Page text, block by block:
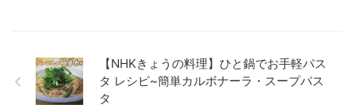
【NHKきょうの料理】ひと鍋でお手軽パス
タ レシピ~簡単カルボナーラ・スープパス
タ